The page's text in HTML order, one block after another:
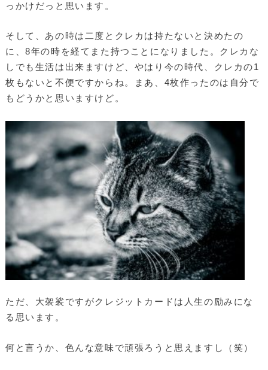
っかけだっと思います。
そして、あの時は二度とクレカは持たないと決めたの
に、8年の時を経てまた持つことになりました。クレカな
しでも生活は出来ますけど、やはり今の時代、クレカの1
枚もないと不便ですからね。まあ、4枚作ったのは自分で
もどうかと思いますけど。
ただ、大袈裟ですがクレジットカードは人生の励みにな
る思います。
何と言うか、色んな意味で頑張ろうと思えますし（笑）